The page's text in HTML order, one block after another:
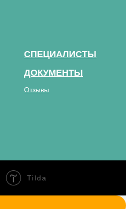
СПЕЦИАЛИСТЫ
ДОКУМЕНТЫ
Отзывы
Tilda